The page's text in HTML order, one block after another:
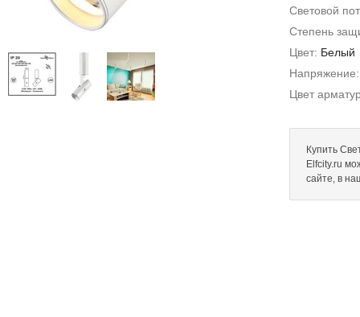
Световой
Степень
Цвет: Белый
Цвет
Купить
Elfcity.ru
сайте, в